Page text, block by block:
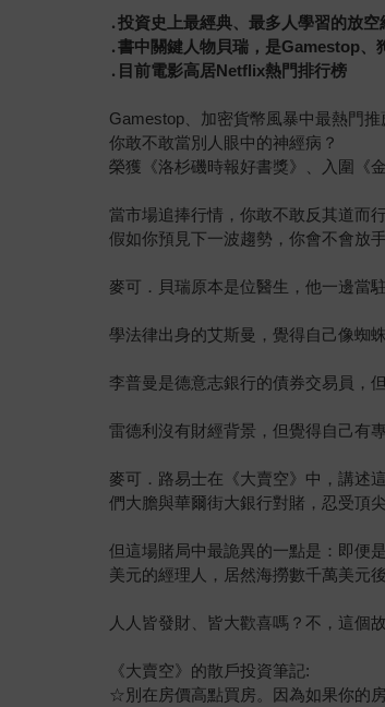
․投資史上最經典、最多人學習的放空
․書中關鍵人物貝瑞，是Gamestop、
․目前電影高居Netflix熱門排行榜
Gamestop、加密貨幣風暴中最熱門
你敢不敢當別人眼中的神經病？
榮獲《洛杉磯時報好書獎》、入圍《
當市場追捧行情，你敢不敢反其道而
假如你預見下一波趨勢，你會不會放
麥可．貝瑞原本是位醫生，他一邊當
學法律出身的艾斯曼，覺得自己像蜘
李普曼是德意志銀行的債券交易員，
雷德利沒有財經背景，但覺得自己有
麥可．路易士在《大賣空》中，講述
們大膽與華爾街大銀行對賭，忍受頂
但這場賭局中最詭異的一點是：即便
美元的經理人，居然海撈數千萬美元
人人皆發財、皆大歡喜嗎？不，這
《大賣空》的散戶投資筆記:
☆別在房價高點買房。因為如果你的